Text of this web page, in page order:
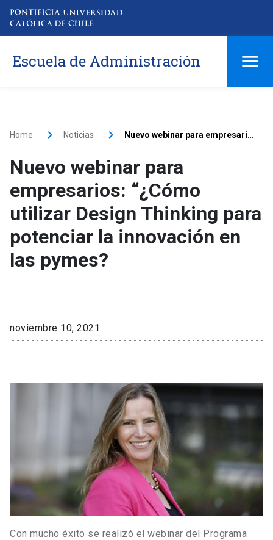
Escuela de Administración
Home Noticias Nuevo webinar para empresarios: “¿Cómo utilizar Design Thinking para potenciar la innovación en las pymes?
Nuevo webinar para
empresarios: “¿Cómo
utilizar Design Thinking para
potenciar la innovación en
las pymes?
noviembre 10, 2021
Con mucho éxito se realizó el webinar del Programa